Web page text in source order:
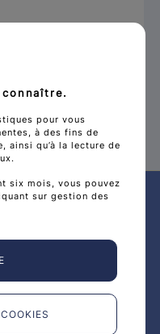
à caractère
pour vous
à des fins de
ainsi qu’à la lecture de
six mois, vous pouvez
sur gestion des